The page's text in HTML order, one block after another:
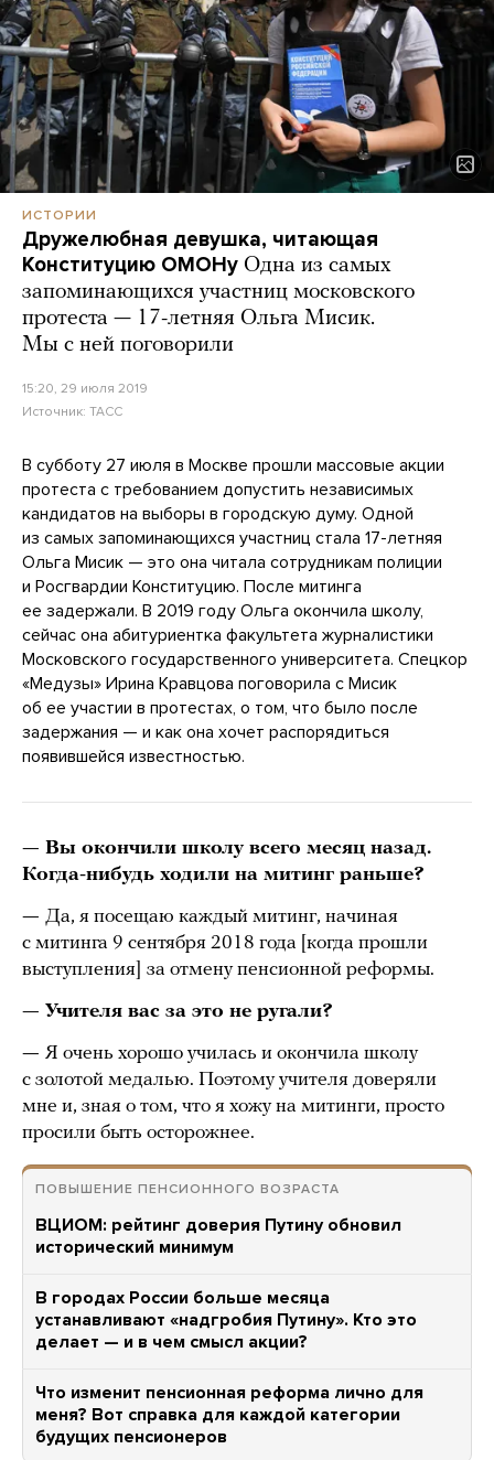
ИСТОРИИ
Дружелюбная девушка, читающая
Конституцию ОМОНу Одна из самых
запоминающихся участниц московского
протеста — 17-летняя Ольга Мисик.
Мы с ней поговорили
15:20, 29 июля 2019
Источник: ТАСС
В субботу 27 июля в Москве прошли массовые акции
протеста с требованием допустить независимых
кандидатов на выборы в городскую думу. Одной
из самых запоминающихся участниц стала 17-летняя
Ольга Мисик — это она читала сотрудникам полиции
и Росгвардии Конституцию. После митинга
ее задержали. В 2019 году Ольга окончила школу,
сейчас она абитуриентка факультета журналистики
Московского государственного университета. Спецкор
«Медузы» Ирина Кравцова поговорила с Мисик
об ее участии в протестах, о том, что было после
задержания — и как она хочет распорядиться
появившейся известностью.
— Вы окончили школу всего месяц назад.
Когда-нибудь ходили на митинг раньше?
— Да, я посещаю каждый митинг, начиная
с митинга 9 сентября 2018 года [когда прошли
выступления] за отмену пенсионной реформы.
— Учителя вас за это не ругали?
— Я очень хорошо училась и окончила школу
с золотой медалью. Поэтому учителя доверяли
мне и, зная о том, что я хожу на митинги, просто
просили быть осторожнее.
ПОВЫШЕНИЕ ПЕНСИОННОГО ВОЗРАСТА
ВЦИОМ: рейтинг доверия Путину обновил
исторический минимум
В городах России больше месяца
устанавливают «надгробия Путину». Кто это
делает — и в чем смысл акции?
Что изменит пенсионная реформа лично для
меня? Вот справка для каждой категории
будущих пенсионеров